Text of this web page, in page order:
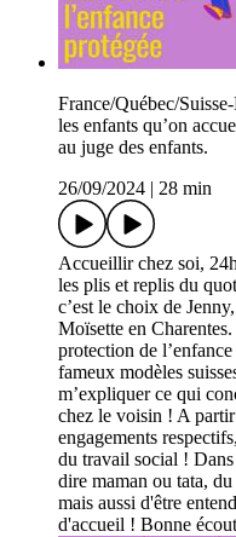
France/Québec/
les enfants qu’on
au juge des enfants.
26/09/2024
28 min
Accueillir chez soi,
les plis et replis du
c’est le choix de
Moïsette en
protection de
fameux modèles
m’expliquer ce qui
chez le voisin ! A
engagements
du travail social !
dire maman ou tata,
mais aussi d'être
d'accueil ! Bonne